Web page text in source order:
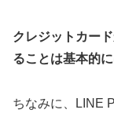
クレジットカー
ることは基本的
ちなみに、LINE